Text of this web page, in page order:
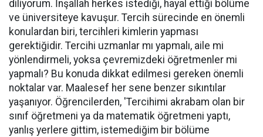
diliyorum. İnşallah herkes istediği, hayal ettiği bölüme
ve üniversiteye kavuşur. Tercih sürecinde en önemli
konulardan biri, tercihleri kimlerin yapması
gerektiğidir. Tercihi uzmanlar mı yapmalı, aile mi
yönlendirmeli, yoksa çevremizdeki öğretmenler mi
yapmalı? Bu konuda dikkat edilmesi gereken önemli
noktalar var. Maalesef her sene benzer sıkıntılar
yaşanıyor. Öğrencilerden, 'Tercihimi akrabam olan bir
sınıf öğretmeni ya da matematik öğretmeni yaptı,
yanlış yerlere gittim, istemediğim bir bölüme